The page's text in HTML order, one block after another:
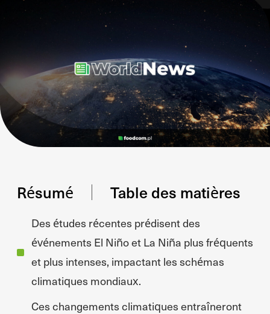
Résumé Table des matières
Des études récentes prédisent des
événements El Niño et La Niña plus fréquents
et plus intenses, impactant les schémas
climatiques mondiaux.
Ces changements climatiques entraîneront